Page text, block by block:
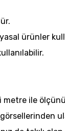
ürünler
metre ile